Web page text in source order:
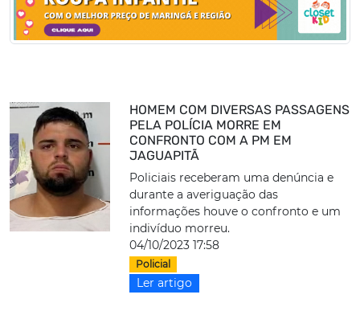
HOMEM COM DIVERSAS PASSAGENS
PELA POLÍCIA MORRE EM
CONFRONTO COM A PM EM
JAGUAPITÃ
Policiais receberam uma denúncia e
durante a averiguação das
informações houve o confronto e um
indivíduo morreu.
04/10/2023 17:58
Policial
Ler artigo